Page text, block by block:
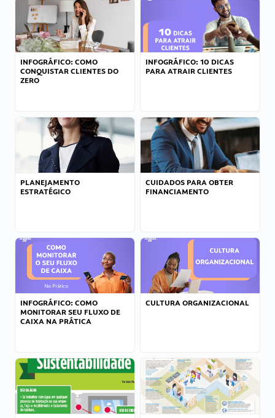
INFOGRÁFICO: COMO
CONQUISTAR CLIENTES DO
ZERO
INFOGRÁFICO: 10 DICAS
PARA ATRAIR CLIENTES
PLANEJAMENTO
ESTRATÉGICO
CUIDADOS PARA OBTER
FINANCIAMENTO
INFOGRÁFICO: COMO
MONITORAR SEU FLUXO DE
CAIXA NA PRÁTICA
CULTURA ORGANIZACIONAL